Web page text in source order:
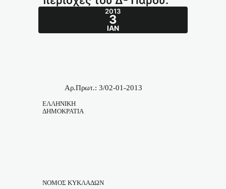
2013
3
ΙΑΝ
Αρ.Πρωτ.: 3/02-01-2013
ΕΛΛΗΝΙΚΗ
ΔΗΜΟΚΡΑΤΙΑ
ΝΟΜΟΣ ΚΥΚΛΑΔΩΝ